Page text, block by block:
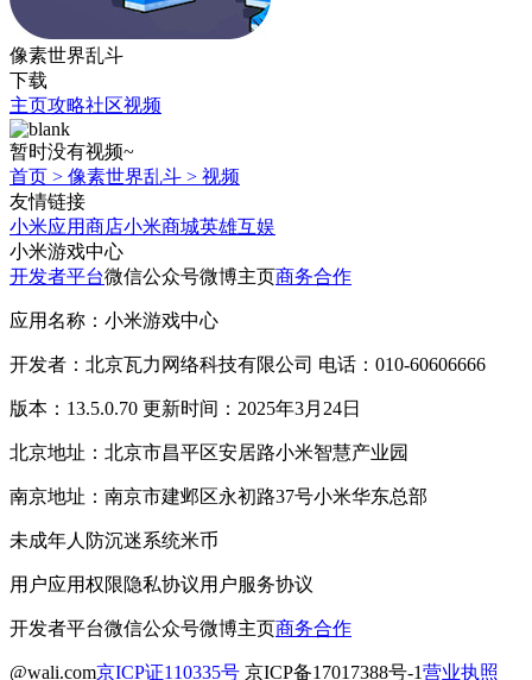
像素世界乱斗
下载
主页攻略社区视频
暂时没有视频~
首页 > 像素世界乱斗 > 视频
友情链接
小米应用商店小米商城英雄互娱
小米游戏中心
开发者平台微信公众号微博主页商务合作
应用名称：小米游戏中心
开发者：北京瓦力网络科技有限公司 电话：010-60606666
版本：13.5.0.70 更新时间：2025年3月24日
北京地址：北京市昌平区安居路小米智慧产业园
南京地址：南京市建邺区永初路37号小米华东总部
未成年人防沉迷系统米币
用户应用权限隐私协议用户服务协议
开发者平台微信公众号微博主页商务合作
@wali.com京ICP证110335号 京ICP备17017388号-1营业执照